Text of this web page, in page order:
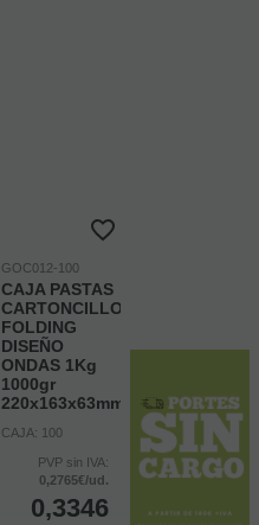
GOC012-100
CAJA PASTAS
CARTONCILLO
FOLDING
DISEÑO
ONDAS 1Kg
1000gr
220x163x63mm
CAJA: 100
PVP sin IVA:
0,2765€/ud.
0,3346